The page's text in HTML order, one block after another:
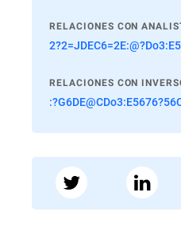
RELACIONES CON
RELACIONES CON